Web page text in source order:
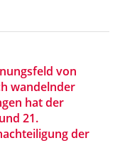
von
wandelnder
hat der
21.
der